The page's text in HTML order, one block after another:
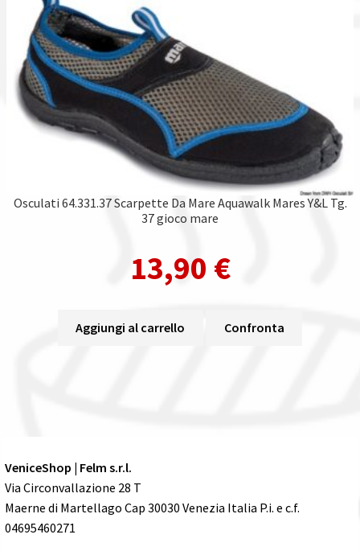
Osculati 64.331.37 Scarpette Da Mare Aquawalk Mares Y&L Tg.
37 gioco mare
13,90 €
Aggiungi al carrello Confronta
VeniceShop | Felm s.r.l.
Via Circonvallazione 28 T
Maerne di Martellago Cap 30030 Venezia Italia P.i. e c.f.
04695460271